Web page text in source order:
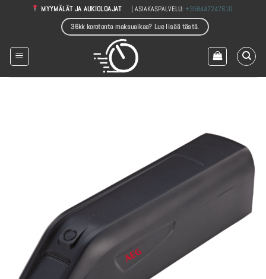
MYYMÄLÄT JA AUKIOLOAJAT | ASIAKASPALVELU:+358447247810
36kk korotonta maksuaikaa? Lue lisää tästä.